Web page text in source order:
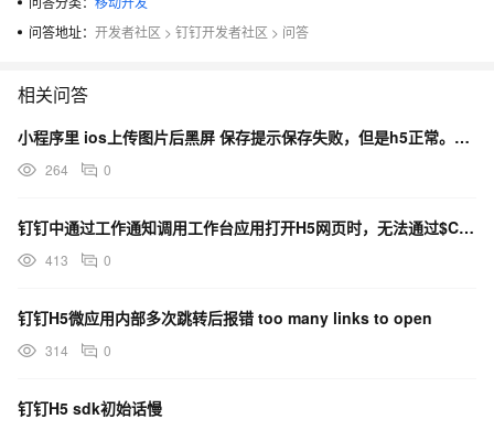
问答地址： 开发者社区 > 钉钉开发者社区 > 问答
相关问答
小程序里 ios上传图片后黑屏 保存提示保存失败，但是h5正常。而且ios上传完在h5中可以加载出来
264 0
钉钉中通过工作通知调用工作台应用打开H5网页时，无法通过$CORPID$来获取corpId
413 0
钉钉H5微应用内部多次跳转后报错 too many links to open
314 0
钉钉H5 sdk初始话慢